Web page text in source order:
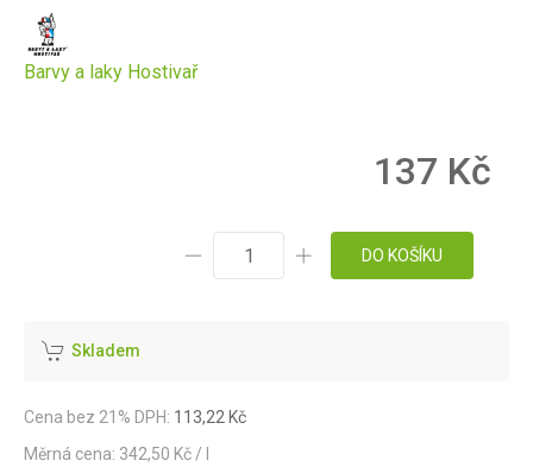
Barvy a laky Hostivař
137 Kč
DO KOŠÍKU
Skladem
Cena bez 21% DPH: 113,22 Kč
Měrná cena: 342,50 Kč / l